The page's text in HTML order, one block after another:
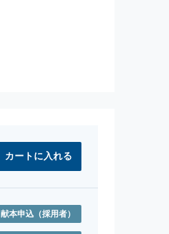
献本申込 （採用者）